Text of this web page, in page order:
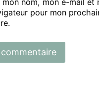
mon nom, mon e-mail et
pour mon